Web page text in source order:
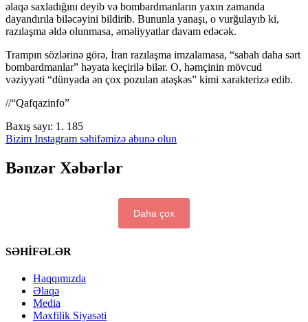
əlaqə saxladığını deyib və bombardmanların yaxın zamanda
dayandırıla biləcəyini bildirib. Bununla yanaşı, o vurğulayıb ki,
razılaşma əldə olunmasa, əməliyyatlar davam edəcək.
Trampın sözlərinə görə, İran razılaşma imzalamasa, “sabah daha sərt
bombardmanlar” həyata keçirilə bilər. O, həmçinin mövcud
vəziyyəti “dünyada ən çox pozulan atəşkəs” kimi xarakterizə edib.
//“Qafqazinfo”
Baxış sayı: 1. 185
Bizim Instagram səhifəmizə abunə olun
Bənzər Xəbərlər
Daha çox
SƏHİFƏLƏR
Haqqımızda
Əlaqə
Media
Məxfilik Siyasəti